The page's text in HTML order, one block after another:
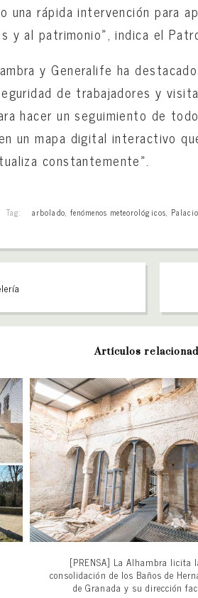
una rápida intervención para
y al patrimonio», indica el
y Generalife ha
de trabajadores y
hacer un seguimiento de
un mapa digital interactivo
constantemente».
Tag: arbolado, fenómenos meteorológicos,
Artículos
[PRENSA] La Alhambra licita
consolidación de los Baños de
de Granada y su dirección